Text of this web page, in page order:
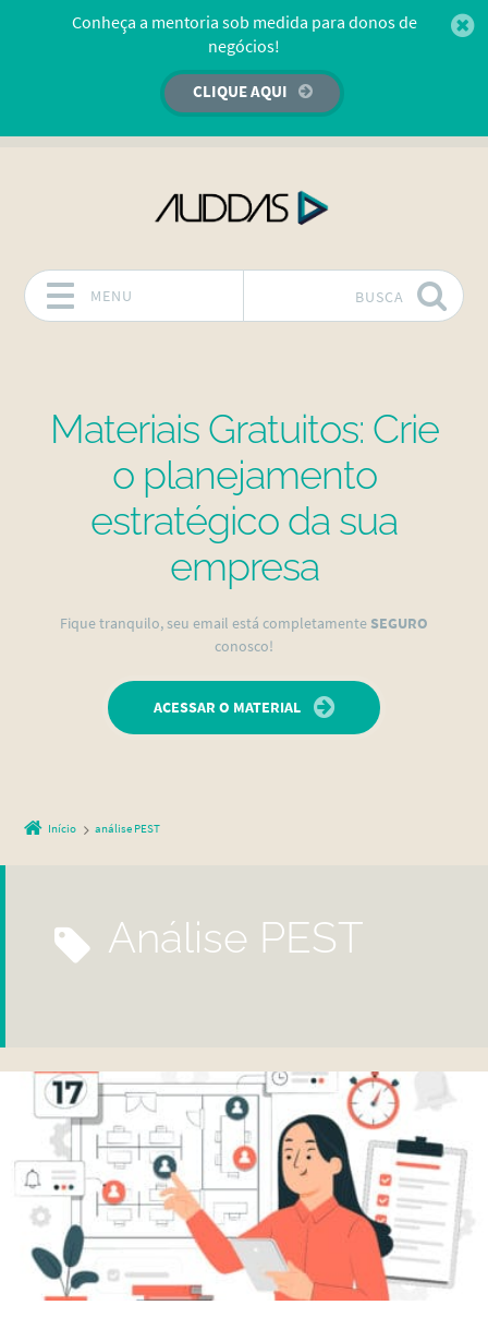
Conheça a mentoria sob medida para donos de
negócios!
CLIQUE AQUI
MENU BUSCA
Materiais Gratuitos: Crie
o planejamento
estratégico da sua
empresa
Fique tranquilo, seu email está completamenteSEGURO
conosco!
ACESSAR O MATERIAL
Início análise PEST
análise PEST